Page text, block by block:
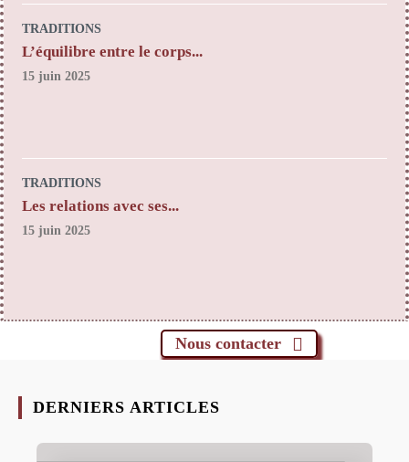
TRADITIONS
L’équilibre entre le corps...
15 juin 2025
TRADITIONS
Les relations avec ses...
15 juin 2025
Nous contacter
DERNIERS ARTICLES